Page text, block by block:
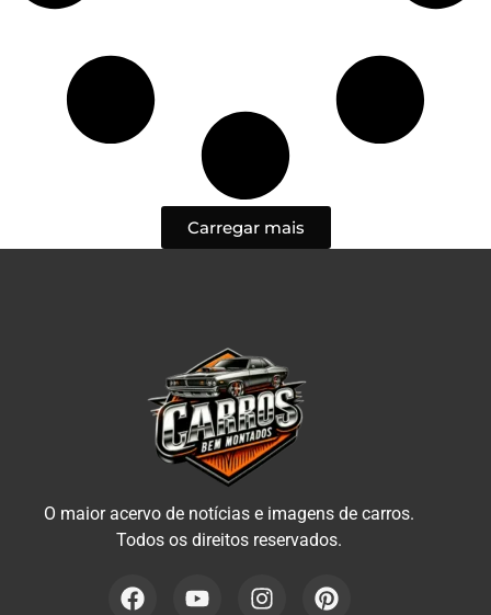
Carregar mais
O maior acervo de notícias e imagens de carros.
Todos os direitos reservados.